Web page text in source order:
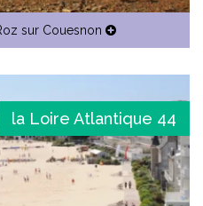
sur Couesnon
la Loire Atlantique 44